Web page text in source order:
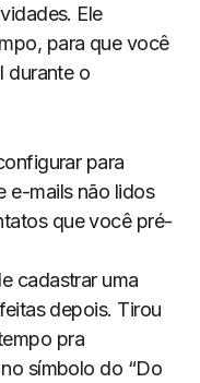
Ele
para que você
durante o
para
e-mails não lidos
que você pré-
cadastrar uma
depois. Tirou
pra
símbolo do “Do